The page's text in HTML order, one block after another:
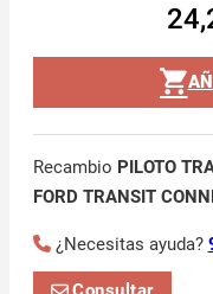
Recambio PILOTO
FORD TRANSIT
¿Necesitas ayuda?